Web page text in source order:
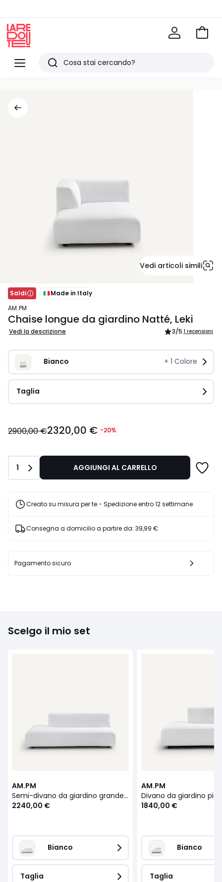
Menu
Redoute
Ricerca
Vai
Vedi articoli simili
Saldi
Made in Italy
AM.PM
Chaise longue da giardino Natté, Leki
Vedi la descrizione 3/5 1 recensioni
Bianco + 1 Colore
Taglia
€
20%
sconto
applicato.
2900,00 €2320,00 € -20%
Quantità
1 AGGIUNGI AL CARRELLO
Creato su misura per te - Spedizione entro 12 settimane
Consegna a domicilio a partire da: 39,99 €
Pagamento sicuro
Scelgo il mio set
AM.PM
Semi-divano da giardino grande modello Natté, Leki
2240,00 €
Bianco
Taglia
AM.PM
1840,00 €
Bianco
Taglia